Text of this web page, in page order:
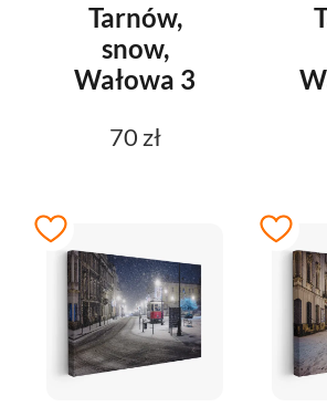
Tarnów,
snow,
Wałowa 3
70 zł